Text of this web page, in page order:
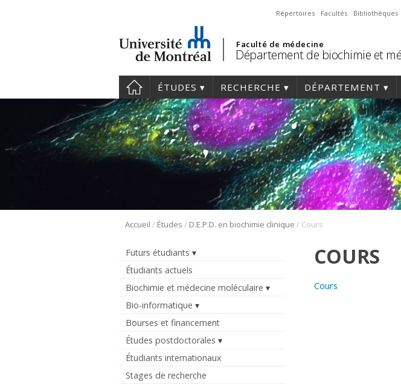
Répertoires Facultés Bibliothèques
Faculté de médecine
Département de biochimie et
ÉTUDES RECHERCHE DÉPARTEMENT
Accueil / Études / D.E.P.D. en biochimie clinique / Cours
Futurs étudiants
Étudiants actuels
Biochimie et médecine moléculaire
Bio-informatique
Bourses et financement
Études postdoctorales
Étudiants internationaux
Stages de recherche
COURS
Cours